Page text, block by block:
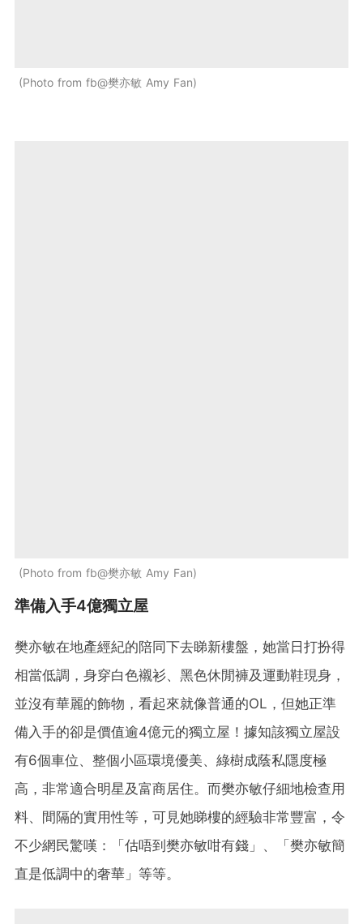
Photo from fb@樊亦敏 Amy Fan
Photo from fb@樊亦敏 Amy Fan
準備入手4億獨立屋
樊亦敏在地產經紀的陪同下去睇新樓盤，她當日打扮得
相當低調，身穿白色襯衫、黑色休閒褲及運動鞋現身，
並沒有華麗的飾物，看起來就像普通的OL，但她正準
備入手的卻是價值逾4億元的獨立屋！據知該獨立屋設
有6個車位、整個小區環境優美、綠樹成蔭私隱度極
高，非常適合明星及富商居住。而樊亦敏仔細地檢查用
料、間隔的實用性等，可見她睇樓的經驗非常豐富，令
不少網民驚嘆：「估唔到樊亦敏咁有錢」、「樊亦敏簡
直是低調中的奢華」等等。